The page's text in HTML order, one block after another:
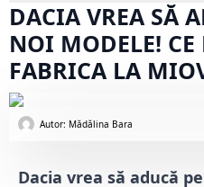
DACIA VREA SĂ
NOI MODELE!
FABRICA LA
Autor: Mădălina Bara
Dacia vrea să aducă